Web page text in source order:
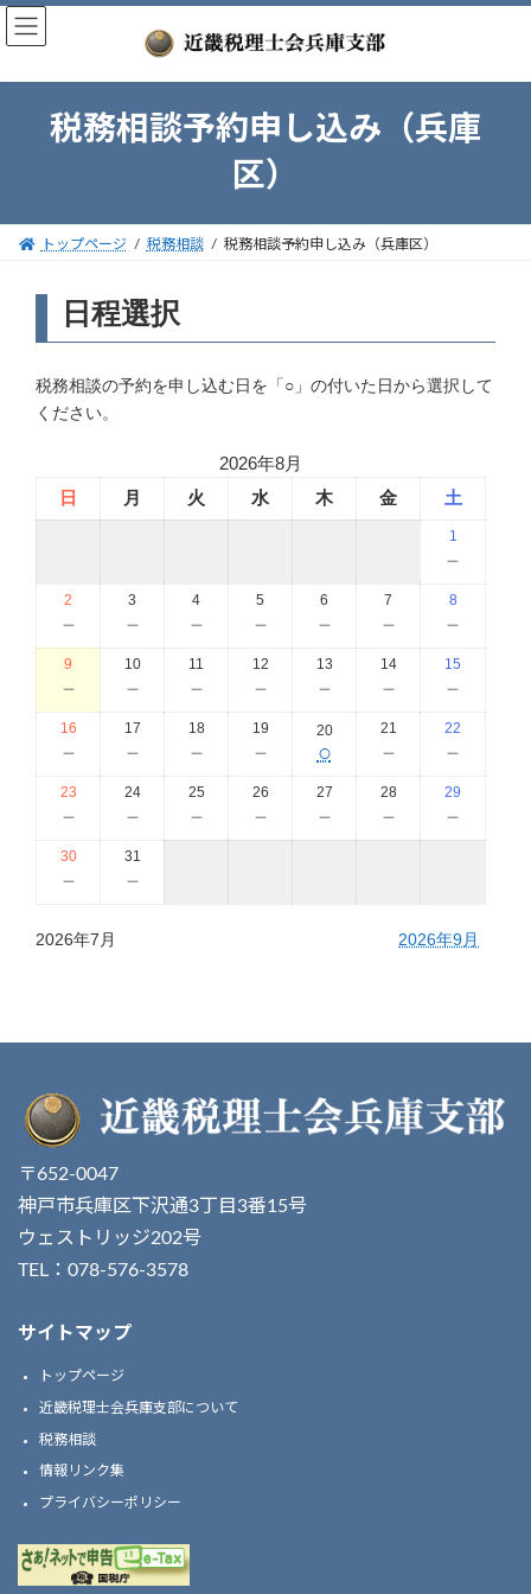
コ
ン
ナ
ビ
税務相談予約申し込み（兵庫
区）
トップページ 税務相談 税務相談予約申し込み（兵庫区）
日程選択
税務相談の予約を申し込む日を「○」の付いた日から選択して
ください。
2026年8月
日
月 火 水 木 金 土
1
－
2
－
3
－
4
－
5
－
6
－
7
－
8
－
9
－
10
－
11
－
12
－
13
－
14
－
15
－
16
－
17
－
18
－
19
－
20
○
21
－
22
－
23
－
24
－
25
－
26
－
27
－
28
－
29
－
30
－
31
－
2026年7月 2026年9月
〒652-0047
神戸市兵庫区下沢通3丁目3番15号
ウェストリッジ202号
TEL：078-576-3578
サイトマップ
トップページ
近畿税理士会兵庫支部について
税務相談
情報リンク集
プライバシーポリシー